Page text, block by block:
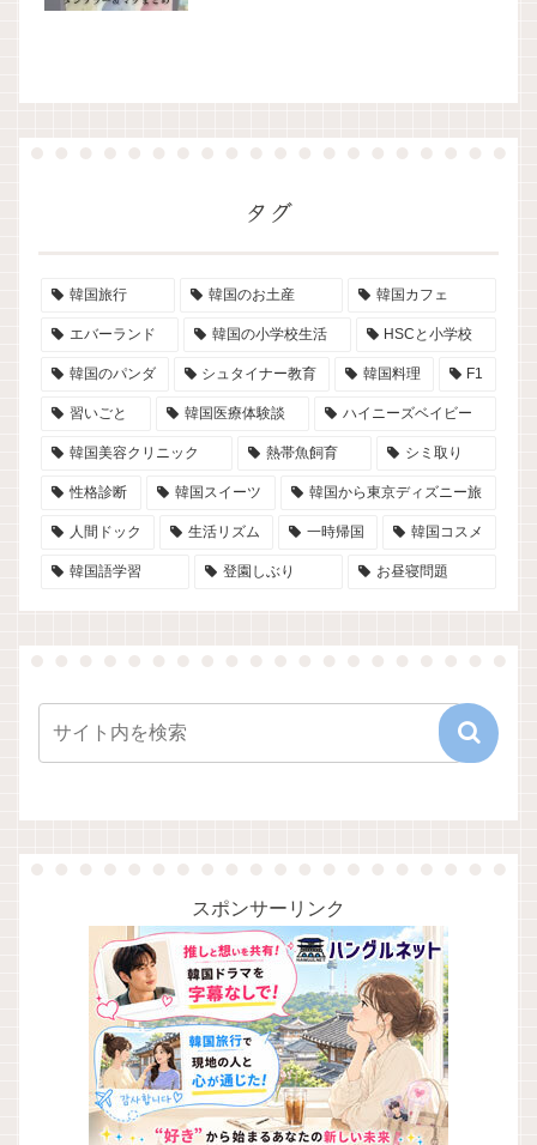
タグ
韓国旅行 韓国のお土産 韓国カフェ
エバーランド 韓国の小学校生活 HSCと小学校
韓国のパンダ シュタイナー教育 韓国料理 F1
習いごと 韓国医療体験談 ハイニーズベイビー
韓国美容クリニック 熱帯魚飼育 シミ取り
性格診断 韓国スイーツ 韓国から東京ディズニー旅
人間ドック 生活リズム 一時帰国 韓国コスメ
韓国語学習 登園しぶり お昼寝問題
スポンサーリンク